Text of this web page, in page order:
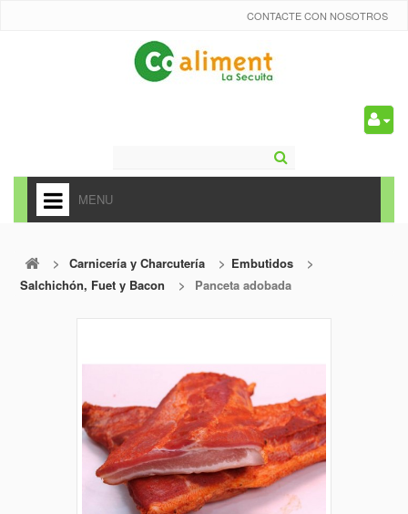
CONTACTE CON NOSOTROS
MENU
ALIMENTACIÓN
CARNICERÍA Y CHARCUTERÍA
CONGELADOS
> Carnicería y Charcutería > Embutidos
>
Salchichón, Fuet y Bacon
> Panceta adobada